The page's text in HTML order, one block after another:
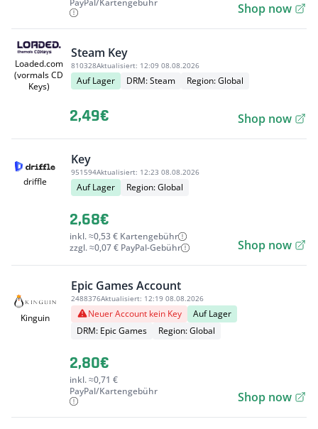
PayPal/Kartengebühr Shop now
Loaded.com
(vormals CD
Keys)
Steam Key
810328Aktualisiert: 12:09 08.08.2026
Auf Lager DRM: Steam Region: Global
2,49€ Shop now
driffle
Key
951594Aktualisiert: 12:23 08.08.2026
Auf Lager Region: Global
2,68€
inkl. ≈0,53 € Kartengebühr
zzgl. ≈0,07 € PayPal-Gebühr
Shop now
Kinguin
Epic Games Account
2488376Aktualisiert: 12:19 08.08.2026
Neuer Account kein Key
Auf Lager
DRM: Epic Games
Region: Global
2,80€
inkl. ≈0,71 €
PayPal/Kartengebühr
Shop now